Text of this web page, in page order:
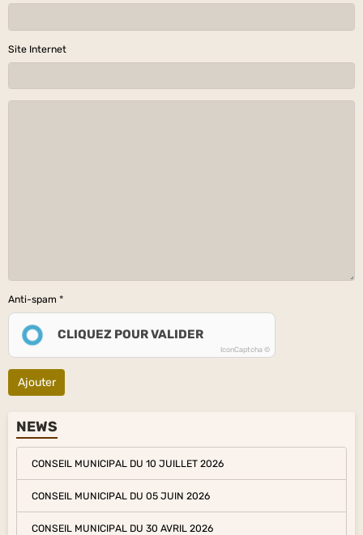
Site Internet
Anti-spam
CLIQUEZ POUR VALIDER
IconCaptcha ©
Ajouter
NEWS
CONSEIL MUNICIPAL DU 10 JUILLET 2026
CONSEIL MUNICIPAL DU 05 JUIN 2026
CONSEIL MUNICIPAL DU 30 AVRIL 2026